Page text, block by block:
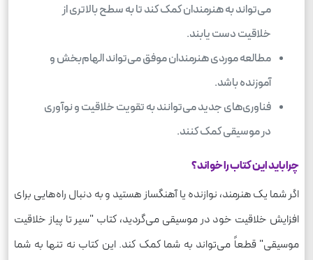
می‌تواند به هنرمندان کمک کند تا به سطح بالاتری از
خلاقیت دست یابند.
مطالعه موردی هنرمندان موفق می‌تواند الهام‌بخش و
آموزنده باشد.
فناوری‌های جدید می‌توانند به تقویت خلاقیت و نوآوری
در موسیقی کمک کنند.
چرا باید این کتاب را خواند؟
اگر شما یک هنرمند، نوازنده یا آهنگساز هستید و به دنبال راه‌هایی برای
افزایش خلاقیت خود در موسیقی می‌گردید، کتاب "سیر تا پیاز خلاقیت
موسیقی" قطعاً می‌تواند به شما کمک کند. این کتاب نه تنها به شما